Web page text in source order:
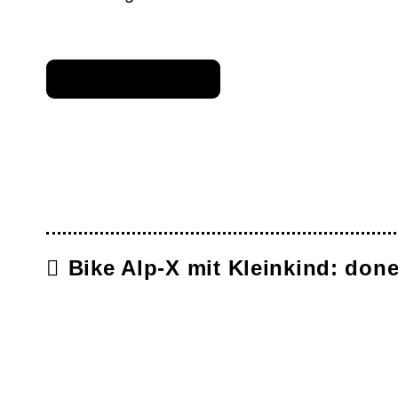
Bike Alp-X mit Kleinkind: done